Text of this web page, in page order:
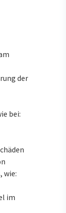
der
bei:
wie:
im